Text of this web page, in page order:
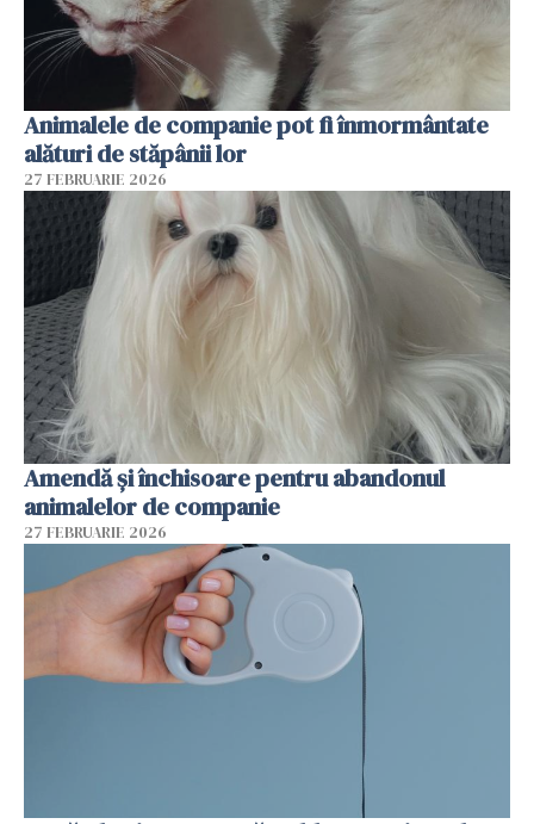
Animalele de companie pot fi înmormântate
alături de stăpânii lor
27 FEBRUARIE 2026
Amendă și închisoare pentru abandonul
animalelor de companie
27 FEBRUARIE 2026